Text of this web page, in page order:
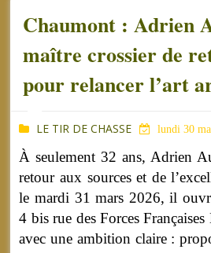
Chaumont : Adrien
maître crossier de
pour relancer l’art
LE TIR DE CHASSE lundi 30
À seulement 32 ans, Adrien
retour aux sources et de
le mardi 31 mars 2026, il
4 bis rue des Forces
avec une ambition claire :